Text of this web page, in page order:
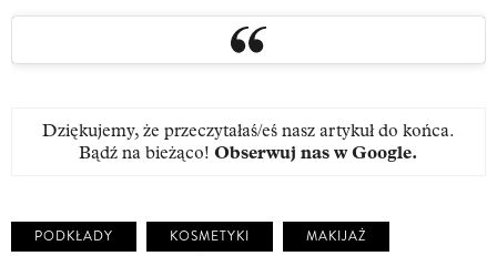
Dziękujemy, że przeczytałaś/eś nasz artykuł do końca.
Bądź na bieżąco! Obserwuj nas w Google.
PODKŁADY KOSMETYKI
MAKIJAŻ